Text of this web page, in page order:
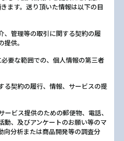
ます。送り頂いた情報は以下の目
、管理等の取引に関する契約の履
供。
要な範囲での、個人情報の第三者
る契約の履行、情報、サービスの提
ービス提供のための郵便物、電話、
動、及びアンケートのお願い等のマ
向分析または商品開発等の調査分